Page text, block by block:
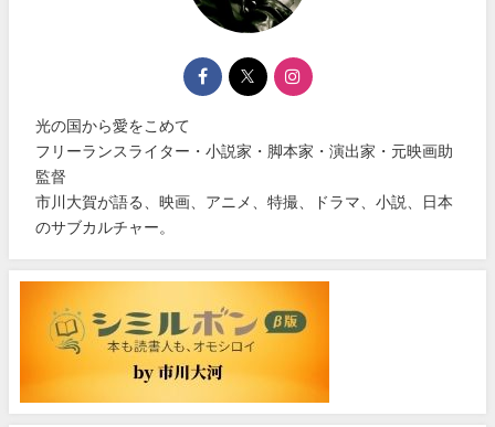
光の国から愛をこめて
フリーランスライター・小説家・脚本家・演出家・元映画助
監督
市川大賀が語る、映画、アニメ、特撮、ドラマ、小説、日本
のサブカルチャー。